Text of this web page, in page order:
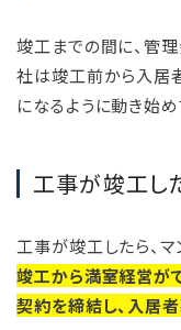
竣工までの間に、管
社は竣工前から入居
になるように動き始め
工事が竣工し
工事が竣工したら、マ
竣工から満室経営が
契約を締結し、入居